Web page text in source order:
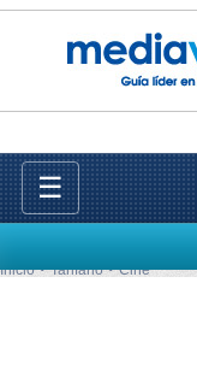
☰
Inicio Tarifario Cine